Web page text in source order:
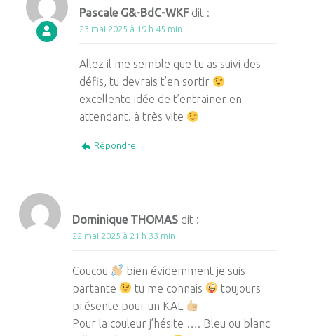
Pascale G&-BdC-WKF dit :
23 mai 2025 à 19 h 45 min
Allez il me semble que tu as suivi des
défis, tu devrais t’en sortir
excellente idée de t’entrainer en
attendant. à très vite
Répondre
Dominique THOMAS dit :
22 mai 2025 à 21 h 33 min
Coucou
bien évidemment je suis
partante
tu me connais
toujours
présente pour un KAL
Pour la couleur j’hésite …. Bleu ou blanc